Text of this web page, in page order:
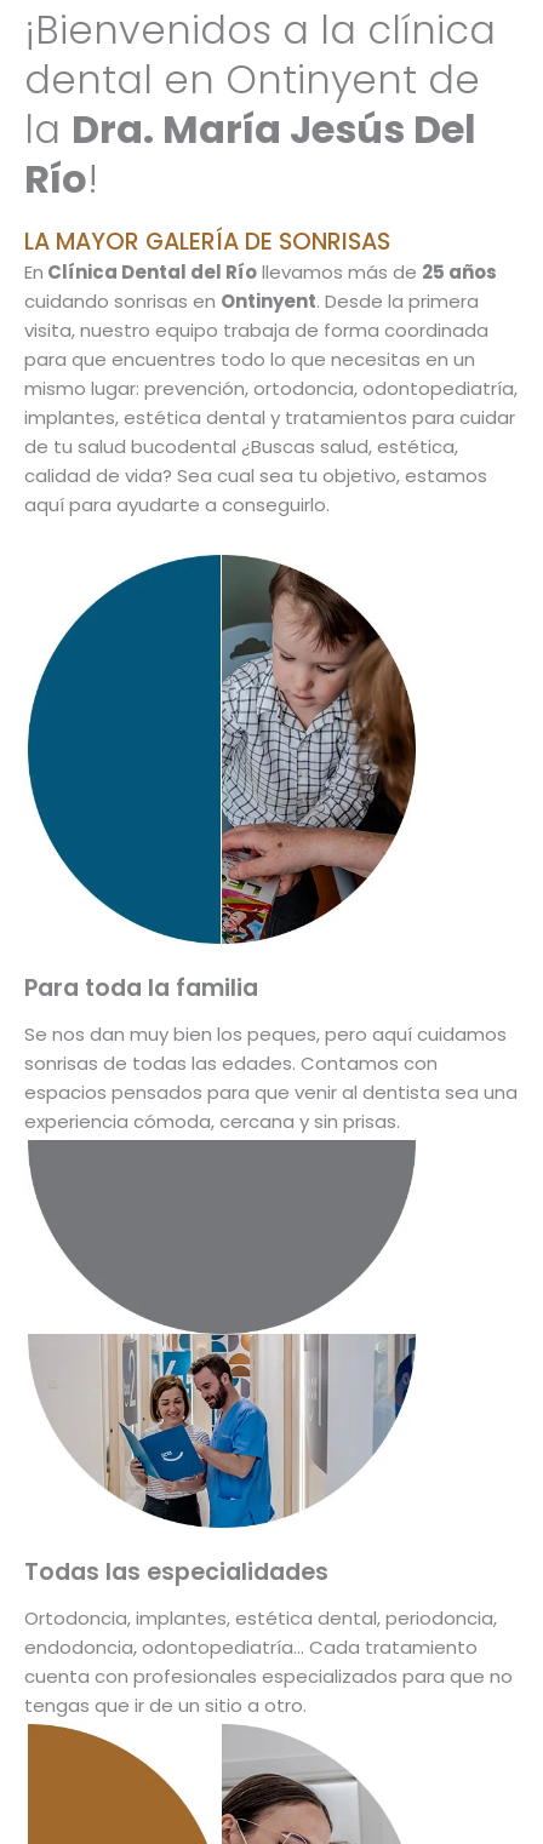
¡Bienvenidos a la clínica
dental en Ontinyent de
la Dra. María Jesús Del
Río!
LA MAYOR GALERÍA DE SONRISAS
En Clínica Dental del Ríollevamos más de 25 años
cuidando sonrisas en Ontinyent. Desde la primera
visita, nuestro equipo trabaja de forma coordinada
para que encuentres todo lo que necesitas en un
mismo lugar: prevención, ortodoncia, odontopediatría,
implantes, estética dental y tratamientos para cuidar
de tu salud bucodental ¿Buscas salud, estética,
calidad de vida? Sea cual sea tu objetivo, estamos
aquí para ayudarte a conseguirlo.
Para toda la familia
Se nos dan muy bien los peques, pero aquí cuidamos
sonrisas de todas las edades. Contamos con
espacios pensados para que venir al dentista sea una
experiencia cómoda, cercana y sin prisas.
Todas las especialidades
Ortodoncia, implantes, estética dental, periodoncia,
endodoncia, odontopediatría… Cada tratamiento
cuenta con profesionales especializados para que no
tengas que ir de un sitio a otro.